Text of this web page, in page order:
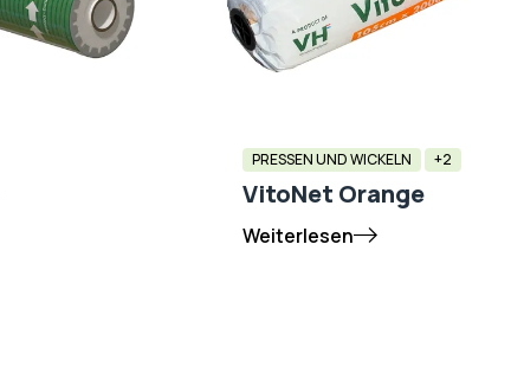
PRESSEN UND WICKELN +2
VitoNet Orange
Weiterlesen